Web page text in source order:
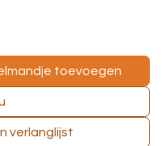
toevoegen
verlanglijst